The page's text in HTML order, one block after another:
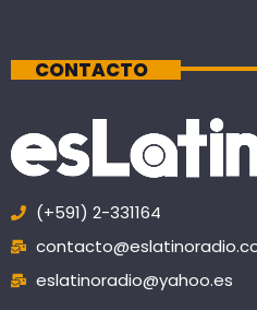
CONTACTO
(+591) 2-331164
eslatinoradio@yahoo.es